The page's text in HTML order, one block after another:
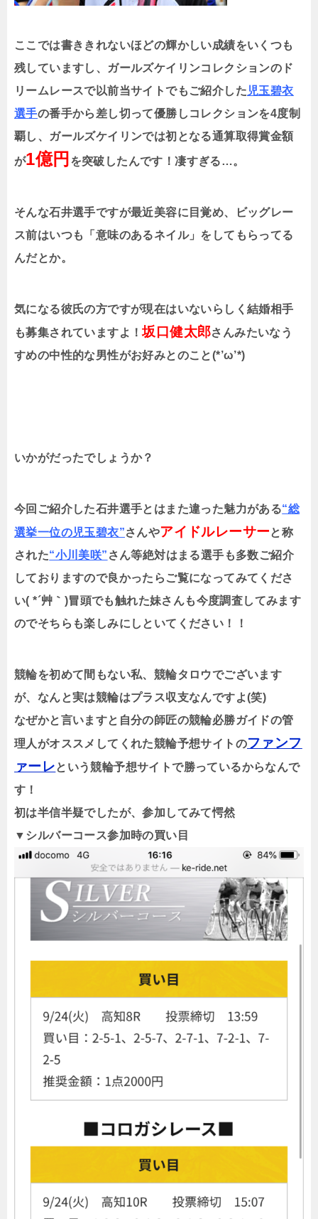
ここでは書ききれないほどの輝かしい成績をいくつも
残していますし、ガールズケイリンコレクションのド
リームレースで以前当サイトでもご紹介した 児玉碧衣
選手の番手から差し切って優勝しコレクションを4度制
覇し、ガールズケイリンでは初となる通算取得賞金額
が1億円 を突破したんです！凄すぎる…。
そんな石井選手ですが最近美容に目覚め、ビッグレー
ス前はいつも「意味のあるネイル」をしてもらってる
んだとか。
気になる彼氏の方ですが現在はいないらしく結婚相手
も募集されていますよ！坂口健太郎さんみたいなう
すめの中性的な男性がお好みとのこと(*’ω’*)
いかがだったでしょうか？
今回ご紹介した石井選手とはまた違った魅力がある“総
選挙一位の児玉碧衣”さんやアイドルレーサーと称
された“小川美咲” さん等絶対はまる選手も多数ご紹介
しておりますので良かったらご覧になってみてくださ
い( *´艸｀ )冒頭でも触れた妹さんも今度調査してみます
のでそちらも楽しみにしといてください！！
競輪を初めて間もない私、競輪タロウでございます
が、なんと実は競輪はプラス収支なんですよ(笑)
なぜかと言いますと自分の師匠の競輪必勝ガイドの管
理人がオススメしてくれた競輪予想サイトのファンフ
ァーレという競輪予想サイトで勝っているからなんで
す！
初は半信半疑でしたが、参加してみて愕然
▼シルバーコース参加時の買い目